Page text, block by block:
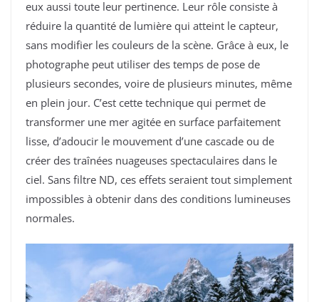
eux aussi toute leur pertinence. Leur rôle consiste à
réduire la quantité de lumière qui atteint le capteur,
sans modifier les couleurs de la scène. Grâce à eux, le
photographe peut utiliser des temps de pose de
plusieurs secondes, voire de plusieurs minutes, même
en plein jour. C’est cette technique qui permet de
transformer une mer agitée en surface parfaitement
lisse, d’adoucir le mouvement d’une cascade ou de
créer des traînées nuageuses spectaculaires dans le
ciel. Sans filtre ND, ces effets seraient tout simplement
impossibles à obtenir dans des conditions lumineuses
normales.